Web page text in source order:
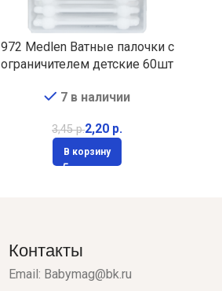
972 Medlen Ватные палочки с
ограничителем детские 60шт
7 в наличии
3,45р.2,20 р.
В корзину
Контакты
Email: Babymag@bk.ru